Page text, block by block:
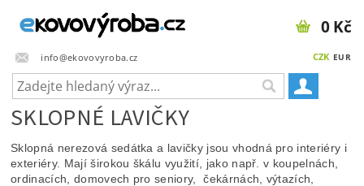
info@ekovovyroba.cz CZK EUR
0 Kč
SKLOPNÉ LAVIČKY
Sklopná nerezová sedátka a lavičky jsou vhodná pro interiéry i
exteriéry. Mají širokou škálu využití, jako např. v koupelnách,
ordinacích, domovech pro seniory, čekárnách, výtazích,